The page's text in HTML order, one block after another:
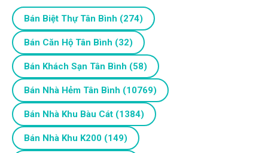
Bán Biệt Thự Tân Bình (274)
Bán Căn Hộ Tân Bình (32)
Bán Khách Sạn Tân Bình (58)
Bán Nhà Hẻm Tân Bình (10769)
Bán Nhà Khu Bàu Cát (1384)
Bán Nhà Khu K200 (149)